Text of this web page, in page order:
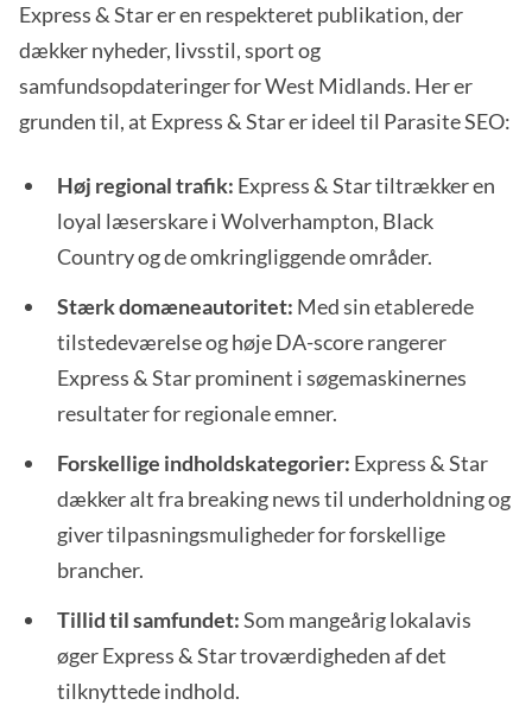
Express & Star er en respekteret publikation, der
dækker nyheder, livsstil, sport og
samfundsopdateringer for West Midlands. Her er
grunden til, at Express & Star er ideel til Parasite SEO:
Høj regional trafik: Express & Star tiltrækker en
loyal læserskare i Wolverhampton, Black
Country og de omkringliggende områder.
Stærk domæneautoritet: Med sin etablerede
tilstedeværelse og høje DA-score rangerer
Express & Star prominent i søgemaskinernes
resultater for regionale emner.
Forskellige indholdskategorier: Express & Star
dækker alt fra breaking news til underholdning og
giver tilpasningsmuligheder for forskellige
brancher.
Tillid til samfundet:Som mangeårig lokalavis
øger Express & Star troværdigheden af det
tilknyttede indhold.